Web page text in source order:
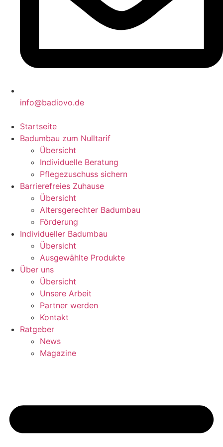
info@badiovo.de
Startseite
Badumbau zum Nulltarif
Übersicht
Individuelle Beratung
Pflegezuschuss sichern
Barrierefreies Zuhause
Übersicht
Altersgerechter Badumbau
Förderung
Individueller Badumbau
Übersicht
Ausgewählte Produkte
Über uns
Übersicht
Unsere Arbeit
Partner werden
Kontakt
Ratgeber
News
Magazine